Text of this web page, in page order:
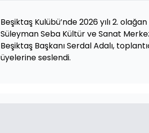
Beşiktaş Kulübü’nde 2026 yılı 2.
Süleyman Seba Kültür ve Sanat
Beşiktaş Başkanı Serdal Adalı,
üyelerine seslendi.